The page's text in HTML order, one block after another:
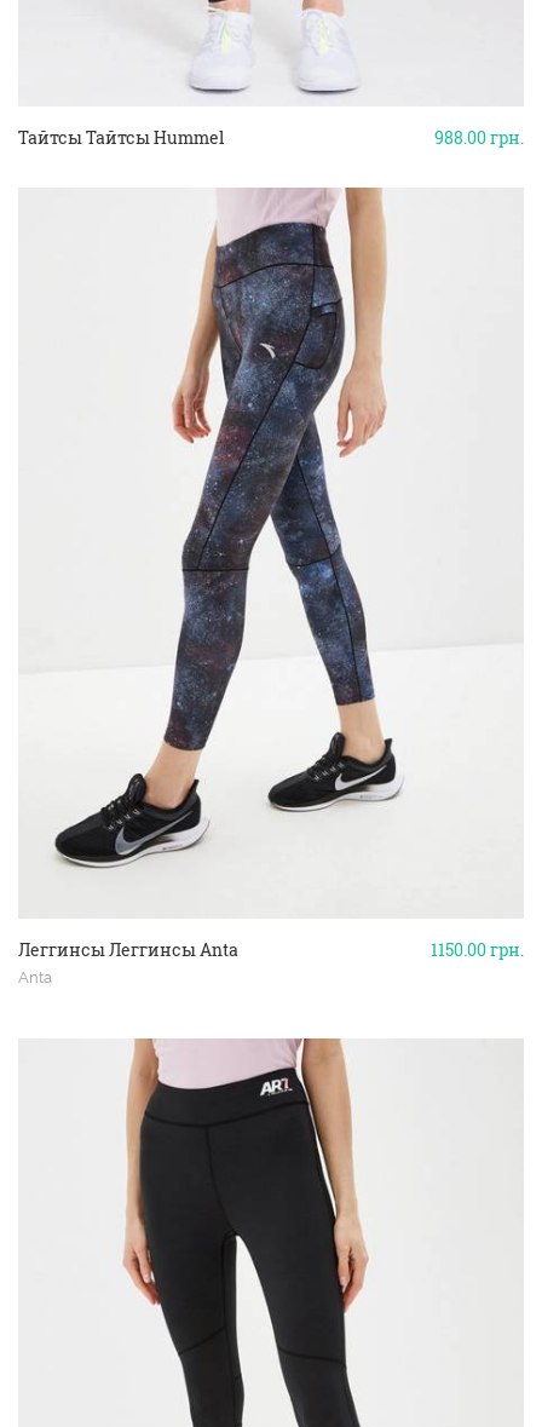
988.00грн.
Тайтсы Тайтсы Hummel
1150.00грн.
Леггинсы Леггинсы Anta
Anta